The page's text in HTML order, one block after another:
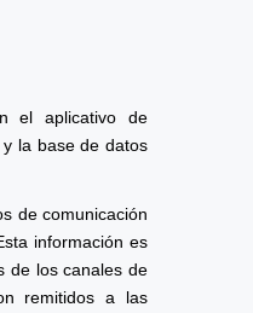
el aplicativo de
la base de datos
de comunicación
información es
de los canales de
remitidos a las